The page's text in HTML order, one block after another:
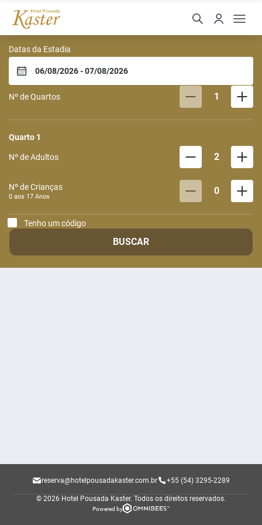
Hotel Pousada Kaster
Datas da Estadia
Nº de Quartos 1
Quarto 1
Nº de Adultos 2
Nº de Crianças
0 aos 17 Anos 0
Tenho um código
BUSCAR
reserva@hotelpousadakaster.com.br +55 (54) 3295-2289
© 2026 Hotel Pousada Kaster. Todos os direitos reservados.
Powered by